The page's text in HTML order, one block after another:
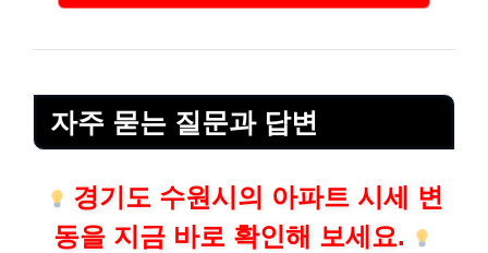
자주 묻는 질문과 답변
경기도 수원시의 아파트 시세 변
동을 지금 바로 확인해 보세요.